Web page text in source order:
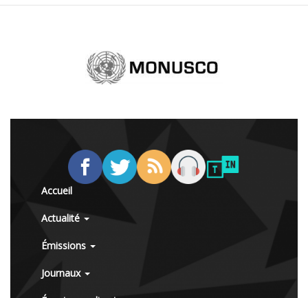
Accueil
Actualité
Émissions
Journaux